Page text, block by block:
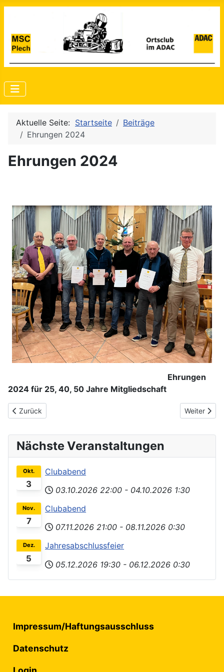
Aktuelle Seite: Startseite
Beiträge
Ehrungen 2024
Ehrungen 2024
Ehrungen
2024 für 25, 40, 50 Jahre Mitgliedschaft
Vorheriger Beitrag: Schöne Weihnachten
Zurück Nächster
Weiter
Nächste Veranstaltungen
3
Okt.
Clubabend
03.10.2026 22:00 - 04.10.2026 1:30
7
Nov.
Clubabend
07.11.2026 21:00 - 08.11.2026 0:30
5
Dez.
Jahresabschlussfeier
05.12.2026 19:30 - 06.12.2026 0:30
Impressum/Haftungsausschluss
Datenschutz